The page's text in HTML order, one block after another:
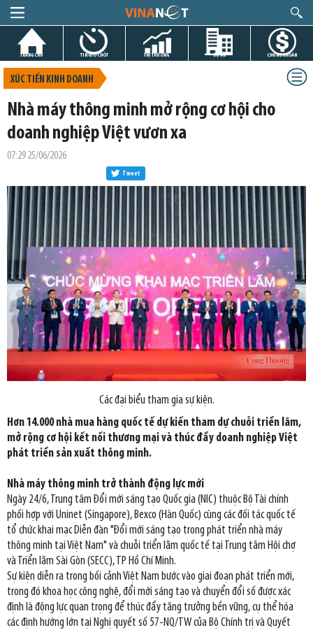
TRANG CHỦ TIN GIỜ CHÓT THỊ TRƯỜNG DỰ ÁN CHỨNG KHOÁN
XÚC TIẾN KINH DOANH
Nhà máy thông minh mở rộng cơ hội cho
doanh nghiệp Việt vươn xa
07:29 25/06/2026
Tweet
Các đại biểu tham gia sự kiện.
Hơn 14.000 nhà mua hàng quốc tế dự kiến tham dự chuỗi triển lãm,
mở rộng cơ hội kết nối thương mại và thúc đẩy doanh nghiệp Việt
phát triển sản xuất thông minh.
Nhà máy thông minh trở thành động lực mới
Ngày 24/6, Trung tâm Đổi mới sáng tạo Quốc gia (NIC) thuộc Bộ Tài chính
phối hợp với Uninet (Singapore), Bexco (Hàn Quốc) cùng các đối tác quốc tế
tổ chức khai mạc Diễn đàn "Đổi mới sáng tạo trong phát triển nhà máy
thông minh tại Việt Nam" và chuỗi triển lãm quốc tế tại Trung tâm Hội chợ
và Triển lãm Sài Gòn (SECC), TP Hồ Chí Minh.
Sự kiện diễn ra trong bối cảnh Việt Nam bước vào giai đoạn phát triển mới,
trong đó khoa học công nghệ, đổi mới sáng tạo và chuyển đổi số được xác
định là động lực quan trọng để thúc đẩy tăng trưởng bền vững, cụ thể hóa
các định hướng lớn tại Nghị quyết số 57-NQ/TW của Bộ Chính trị và Quyết